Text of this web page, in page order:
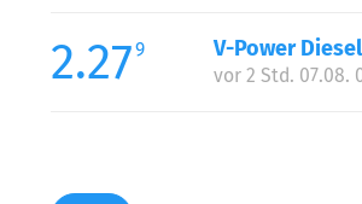
2.279 V-Power Diesel
vor 2 Std. 07.08.